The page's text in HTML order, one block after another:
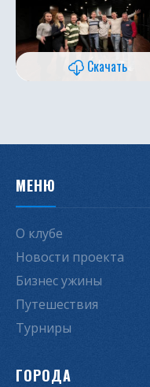
Скачать
МЕНЮ
О клубе
Новости проекта
Бизнес ужины
Путешествия
Турниры
ГОРОДА